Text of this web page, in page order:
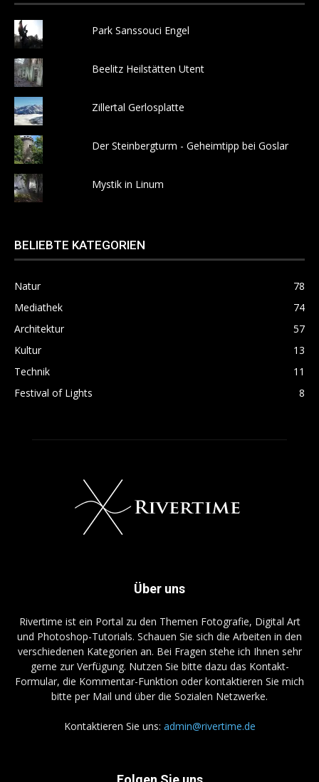
Park Sanssouci Engel
Beelitz Heilstätten Utent
Zillertal Gerlosplatte
Der Steinbergturm - Geheimtipp bei Goslar
Mystik in Linum
BELIEBTE KATEGORIEN
Natur
78
Mediathek
74
Architektur
57
Kultur
13
Technik
11
Festival of Lights
8
Über uns
Rivertime ist ein Portal zu den Themen Fotografie, Digital Art
und Photoshop-Tutorials. Schauen Sie sich die Arbeiten in den
verschiedenen Kategorien an. Bei Fragen stehe ich Ihnen sehr
gerne zur Verfügung. Nutzen Sie bitte dazu das Kontakt-
Formular, die Kommentar-Funktion oder kontaktieren Sie mich
bitte per Mail und über die Sozialen Netzwerke.
Kontaktieren Sie uns: admin@rivertime.de